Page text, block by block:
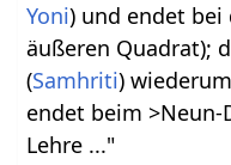
Yoni) und endet bei
äußeren Quadrat);
(Samhriti)
endet beim
Lehre ..."